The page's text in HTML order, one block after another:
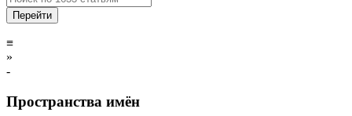
≡
»
-
Пространства имён